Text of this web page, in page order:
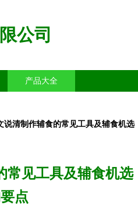
公司
产品大全
说清制作辅食的常见工具及辅食机选
常见工具及辅食机选
点